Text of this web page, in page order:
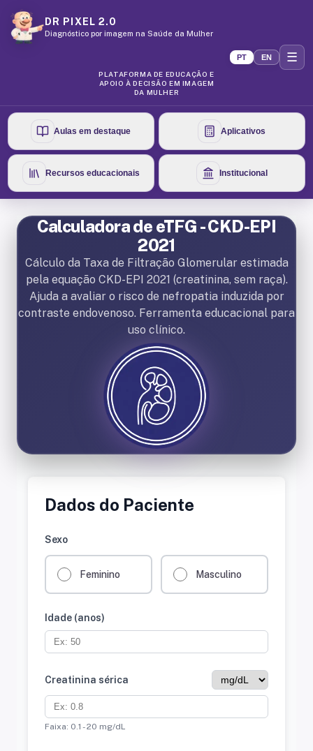
DR PIXEL 2.0
Diagnóstico por imagem na Saúde da Mulher
PLATAFORMA DE EDUCAÇÃO E
APOIO À DECISÃO EM IMAGEM
DA MULHER
PT EN ☰
Aulas em destaque Aplicativos
Recursos educacionais Institucional
Calculadora de eTFG - CKD-EPI
2021
Cálculo da Taxa de Filtração Glomerular estimada
pela equação CKD-EPI 2021 (creatinina, sem raça).
Ajuda a avaliar o risco de nefropatia induzida por
contraste endovenoso. Ferramenta educacional para
uso clínico.
Dados do Paciente
Sexo
Feminino Masculino
Idade (anos)
Creatinina sérica
Faixa: 0.1 - 20 mg/dL